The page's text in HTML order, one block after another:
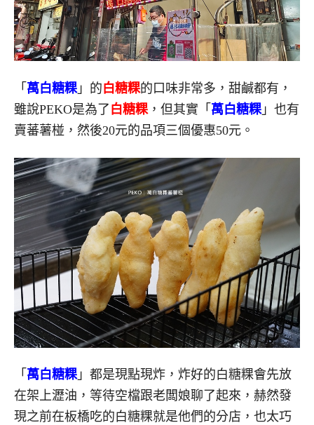
「 萬白糖粿」的 白糖粿的口味非常多，甜鹹都有，
雖說PEKO是為了 白糖粿，但其實「 萬白糖粿」也有
賣蕃薯椪，然後20元的品項三個優惠50元。
「 萬白糖粿」都是現點現炸，炸好的白糖粿會先放
在架上瀝油，等待空檔跟老闆娘聊了起來，赫然發
現之前在板橋吃的白糖粿就是他們的分店，也太巧